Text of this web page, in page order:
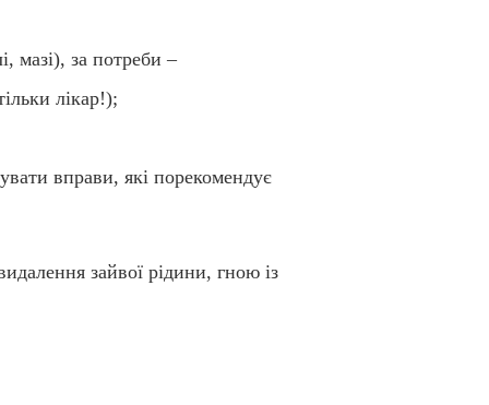
мазі), за потреби –
лікар!);
вправи, які порекомендує
зайвої рідини, гною із